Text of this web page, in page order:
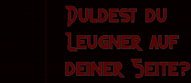
Duldest du
Leugner auf
deiner Seite?